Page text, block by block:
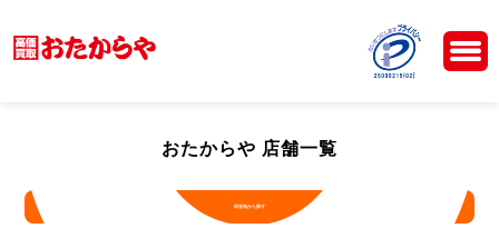
おたからや 店舗一覧
現在地から探す